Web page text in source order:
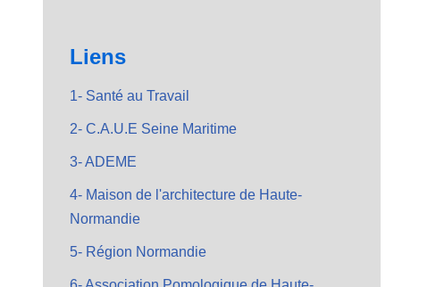
Liens
1- Santé au Travail
2- C.A.U.E Seine Maritime
3- ADEME
4- Maison de l'architecture de Haute-
Normandie
5- Région Normandie